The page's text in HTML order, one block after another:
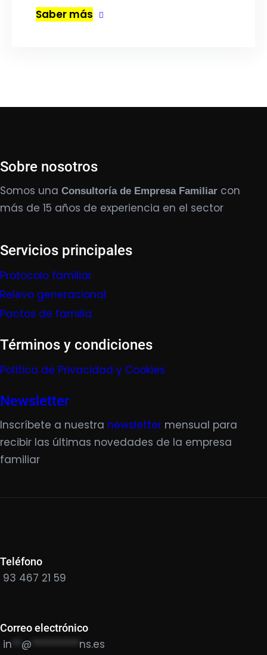
Saber más
Sobre nosotros
Somos una Consultoría de Empresa Familiar con
más de 15 años de experiencia en el sector
Servicios principales
Protocolo familiar
Relevo generacional
Pactos de familia
Términos y condiciones
Política de Privacidad y Cookies
Newsletter
Inscríbete a nuestra newsletter mensual para
recibir las últimas novedades de la empresa
familiar
Teléfono
93 467 21 59
Correo electrónico
in @ ********** ns.es